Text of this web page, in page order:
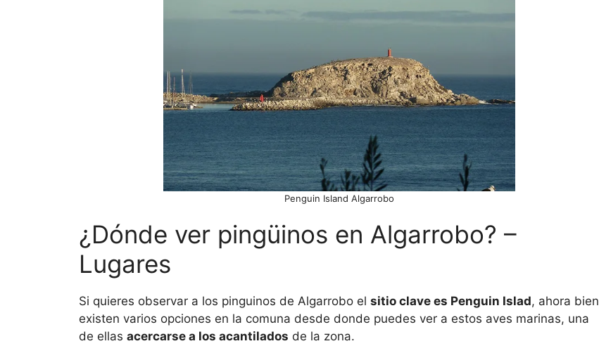
Penguin Island Algarrobo
¿Dónde ver pingüinos en Algarrobo? –
Lugares
Si quieres observar a los pinguinos de Algarrobo el sitio clave es Penguin Islad, ahora bien
existen varios opciones en la comuna desde donde puedes ver a estos aves marinas, una
de ellas acercarse a los acantilados de la zona.